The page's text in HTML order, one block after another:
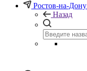
Ростов-на-Дону
Назад